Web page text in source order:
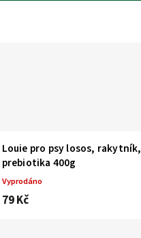
Louie pro psy losos, rakytník,
prebiotika 400g
Vyprodáno
79 Kč